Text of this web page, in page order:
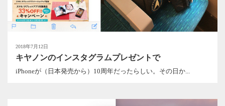
2018年7月12日
キヤノンのインスタグラムプレゼントで
iPhoneが（日本発売から）10周年だったらしい。その日か...